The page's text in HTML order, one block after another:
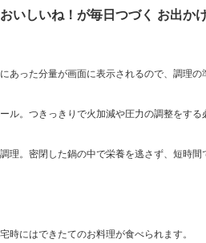
いしいね！が毎日つづく お出か
った分量が画面に表示されるので、調理の
。つきっきりで火加減や圧力の調整をする
。密閉した鍋の中で栄養を逃さず、短時間
時にはできたてのお料理が食べられます。